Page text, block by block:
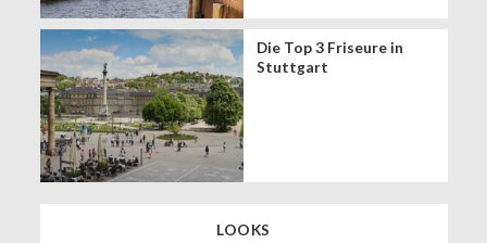
Die Top 3 Friseure in
Stuttgart
LOOKS